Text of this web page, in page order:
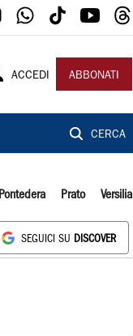
ACCEDI ABBONATI
CERCA
Pontedera Prato Versilia
SEGUICI SU DISCOVER